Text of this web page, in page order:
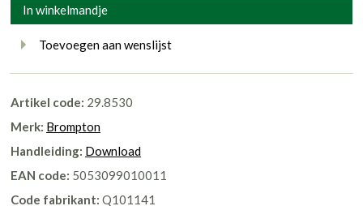
In winkelmandje
Toevoegen aan wenslijst
Artikel code: 29.8530
Merk: Brompton
Handleiding: Download
EAN code: 5053099010011
Code fabrikant: Q101141